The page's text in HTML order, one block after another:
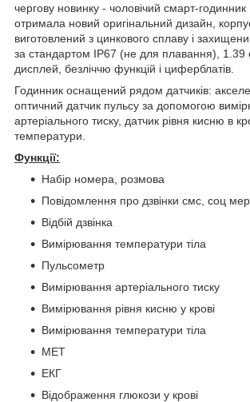
чергову новинку - чоловічий смарт-
отримала новий оригінальний дизайн,
виготовлений з цинкового сплаву і
за стандартом IP67 (не для плавання), 1.39
дисплей, безліччю функцій і циферблатів.
Годинник оснащений рядом датчиків:
оптичний датчик пульсу за допомогою
артеріального тиску, датчик рівня кисню в
температури.
Функції:
Набір номера, розмова
Повідомлення про дзвінки смс, соц
Відбій дзвінка
Вимірювання температури тіла
Пульсометр
Вимірювання артеріального тиску
Вимірювання рівня кисню у крові
Вимірювання температури тіла
МЕТ
ЕКГ
Відображення глюкози у крові